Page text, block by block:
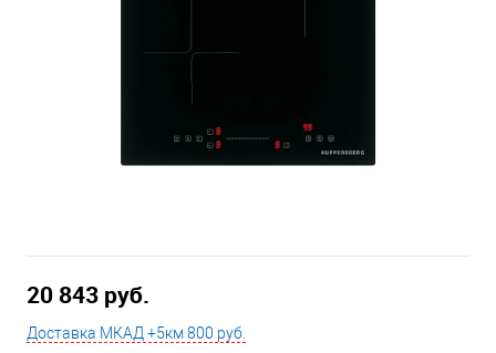
20 843 руб.
Доставка МКАД +5км 800 руб.